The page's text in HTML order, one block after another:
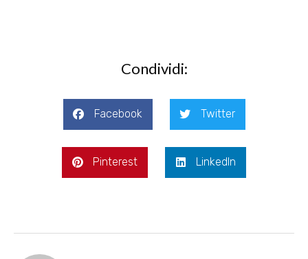
Condividi:
Facebook Twitter
Pinterest LinkedIn